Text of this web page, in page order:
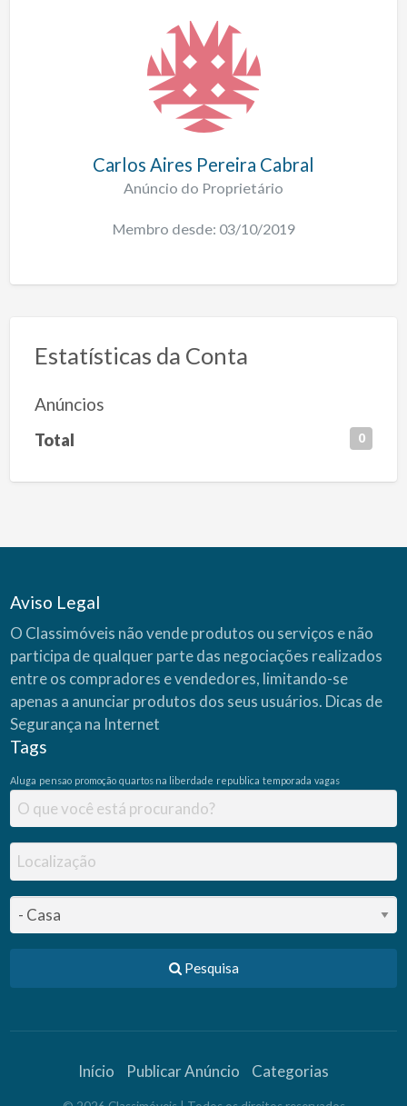
Carlos Aires Pereira Cabral
Anúncio do Proprietário
Membro desde: 03/10/2019
Estatísticas da Conta
Anúncios
Total 0
Aviso Legal
O Classimóveis não vende produtos ou serviços e não
participa de qualquer parte das negociações realizados
entre os compradores e vendedores, limitando-se
apenas a anunciar produtos dos seus usuários. Dicas de
Segurança na Internet
Tags
Aluga pensao promoção quartos na liberdade republica temporada vagas
Pesquisa
Início Publicar Anúncio Categorias